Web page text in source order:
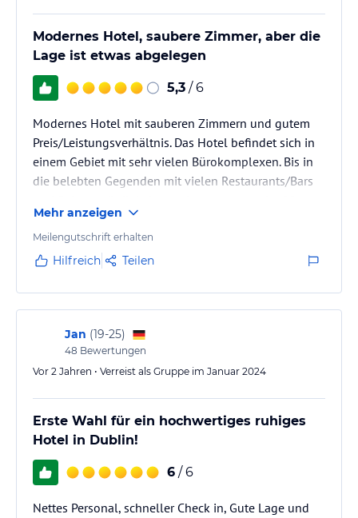
Modernes Hotel, saubere Zimmer, aber die
Lage ist etwas abgelegen
5,3 / 6
Modernes Hotel mit sauberen Zimmern und gutem
Preis/Leistungsverhältnis. Das Hotel befindet sich in
einem Gebiet mit sehr vielen Bürokomplexen. Bis in
die belebten Gegenden mit vielen Restaurants/Bars
30min zu Fuß, oder man nimmt die Straßenbahn, die
nur wenige Meter vom Hotel entfernt hält. Alles in
allem kann ich das Hotel aber sehr empfehlen.
Mehr anzeigen
Meilengutschrift erhalten
Hilfreich Teilen
Jan (19-25)
48 Bewertungen
Vor 2 Jahren • Verreist als Gruppe im Januar 2024
Erste Wahl für ein hochwertiges ruhiges
Hotel in Dublin!
6 / 6
Nettes Personal, schneller Check in, Gute Lage und